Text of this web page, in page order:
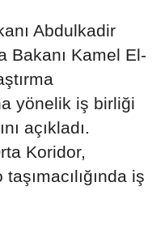
Abdulkadir
Bakanı Kamel El-
yönelik iş birliği
açıkladı.
Koridor,
iş